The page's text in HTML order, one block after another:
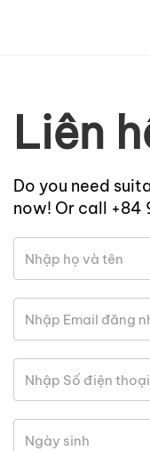
Liên
Do you need
now! Or call